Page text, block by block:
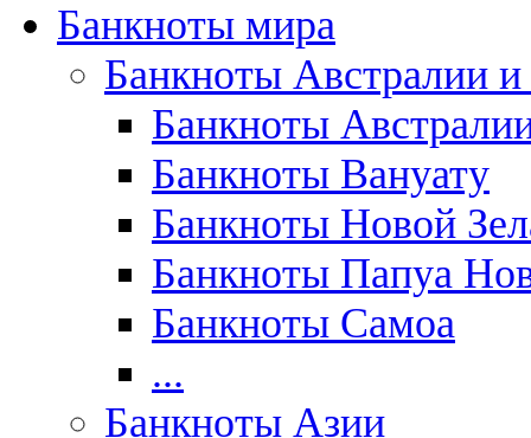
Банкноты мира
Банкноты Австралии
Банкноты
Банкноты Вануату
Банкноты Новой
Банкноты Папуа
Банкноты Самоа
...
Банкноты Азии